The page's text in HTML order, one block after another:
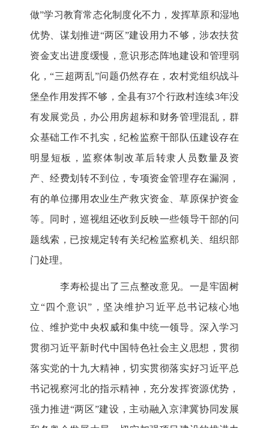
做”学习教育常态化制度化不力，发挥草原和湿地
优势、谋划推进“两区”建设用力不够，涉农扶贫
资金支出进度缓慢，意识形态阵地建设和管理弱
化，“三超两乱”问题仍然存在，农村党组织战斗
堡垒作用发挥不够，全县有37个行政村连续3年没
有发展党员，办公用房超标和财务管理混乱，群
众基础工作不扎实，纪检监察干部队伍建设存在
明显短板，监察体制改革后转隶人员数量及资
产、经费划转不到位，专项资金管理存在漏洞，
有的单位挪用农业生产救灾资金、草原保护资金
等。同时，巡视组还收到反映一些领导干部的问
题线索，已按规定转有关纪检监察机关、组织部
门处理。
李寿松提出了三点整改意见。一是牢固树
立“四个意识”，坚决维护习近平总书记核心地
位、维护党中央权威和集中统一领导。深入学习
贯彻习近平新时代中国特色社会主义思想，贯彻
落实党的十九大精神，切实贯彻落实好习近平总
书记视察河北的指示精神，充分发挥资源优势，
强力推进“两区”建设，主动融入京津冀协同发展